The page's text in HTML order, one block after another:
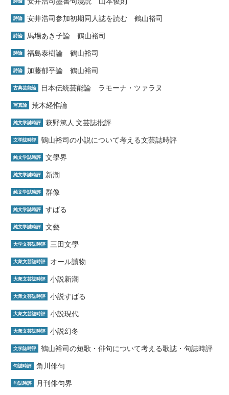
詩論 安井浩司参加初期同人誌を読む 鶴山裕司
詩論 馬場あき子論 鶴山裕司
詩論 福島泰樹論 鶴山裕司
詩論 加藤郁乎論 鶴山裕司
古典芸能論 日本伝統芸能論 ラモーナ・ツァラヌ
写真論 荒木経惟論
純文学誌時評 萩野篤人 文芸誌批評
文学誌時評 鶴山裕司の小説について考える文芸誌時評
純文学誌時評 文學界
純文学誌時評 新潮
純文学誌時評 群像
純文学誌時評 すばる
純文学誌時評 文藝
大学文芸誌時評 三田文學
大衆文芸誌時評 オール讀物
大衆文芸誌時評 小説新潮
大衆文芸誌時評 小説すばる
大衆文芸誌時評 小説現代
大衆文芸誌時評 小説幻冬
文学誌時評 鶴山裕司の短歌・俳句について考える歌誌・句誌時評
句誌時評 角川俳句
句誌時評 月刊俳句界